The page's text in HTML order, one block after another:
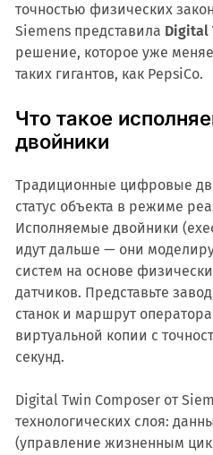
точностью физических
Siemens представила Digital
решение, которое уже
таких гигантов, как PepsiCo.
Что такое
двойники
Традиционные цифровые
статус объекта в режиме
Исполняемые двойники
идут дальше — они
систем на основе
датчиков. Представьте
станок и маршрут
виртуальной копии с
секунд.
Digital Twin Composer от
технологических слоя:
(управление жизненным